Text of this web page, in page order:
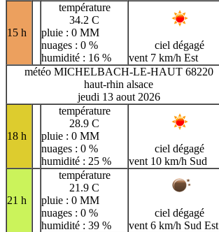
15 h
température
34.2 C
pluie : 0 MM
nuages : 0 %
humidité : 16 %
ciel dégagé
vent 7 km/h Est
météo MICHELBACH-LE-HAUT 68220
haut-rhin alsace
jeudi 13 aout 2026
18 h
température
28.9 C
pluie : 0 MM
nuages : 0 %
humidité : 25 %
ciel dégagé
vent 10 km/h Sud
21 h
température
21.9 C
pluie : 0 MM
nuages : 0 %
humidité : 39 %
ciel dégagé
vent 6 km/h Sud Est